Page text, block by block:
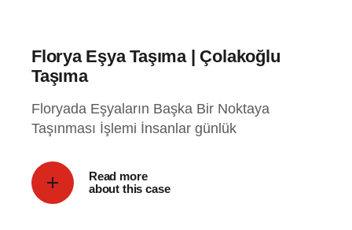
Florya Eşya Taşıma | Çolakoğlu
Taşıma
Floryada Eşyaların Başka Bir Noktaya
Taşınması İşlemi İnsanlar günlük
Read more
about this case